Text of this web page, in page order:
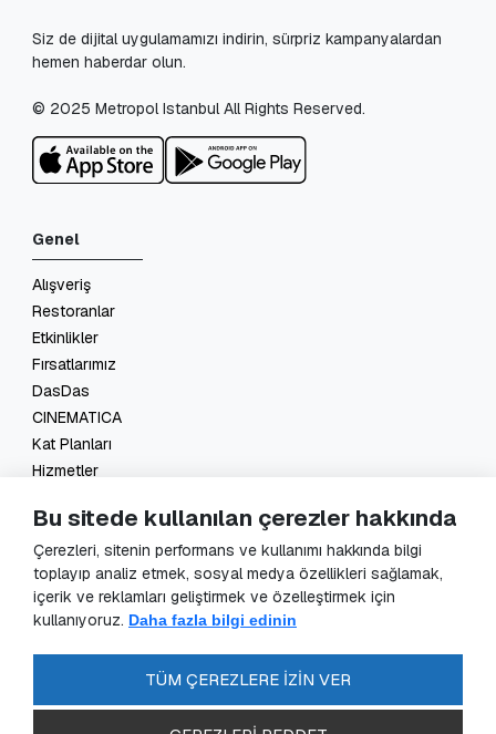
Siz de dijital uygulamamızı indirin, sürpriz kampanyalardan
hemen haberdar olun.
© 2025 Metropol Istanbul All Rights Reserved.
Genel
Alışveriş
Restoranlar
Etkinlikler
Fırsatlarımız
DasDas
CINEMATICA
Kat Planları
Hizmetler
KVKK Başvuru
KVKK Aydınlatma Metni
Veri Sorumlusu Başvuru Formu
Güvenlik Kameraları Aydınlatma Metni
SSS
Bu sitede kullanılan çerezler hakkında
Çerezleri, sitenin performans ve kullanımı hakkında bilgi
toplayıp analiz etmek, sosyal medya özellikleri sağlamak,
içerik ve reklamları geliştirmek ve özelleştirmek için
kullanıyoruz. Daha fazla bilgi edinin
TÜM ÇEREZLERE İZİN VER